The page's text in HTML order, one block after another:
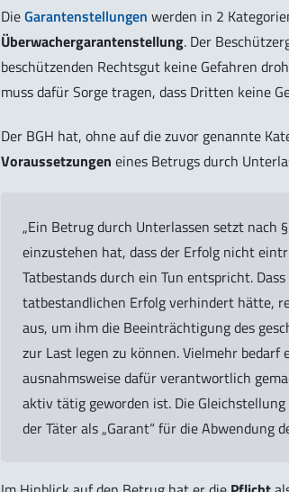
DieGarantenstellungen werden in 2
Überwachergarantenstellung. Der
beschützenden Rechtsgut keine Gefahren
muss dafür Sorge tragen, dass Dritten keine
Der BGH hat, ohne auf die zuvor genannte
Voraussetzungen eines Betrugs durch
„Ein Betrug durch Unterlassen setzt nach
einzustehen hat, dass der Erfolg nicht
Tatbestands durch ein Tun entspricht.
tatbestandlichen Erfolg verhindert hätte,
aus, um ihm die Beeinträchtigung des
zur Last legen zu können. Vielmehr bedarf
ausnahmsweise dafür verantwortlich
aktiv tätig geworden ist. Die
der Täter als „Garant“ für die Abwendung